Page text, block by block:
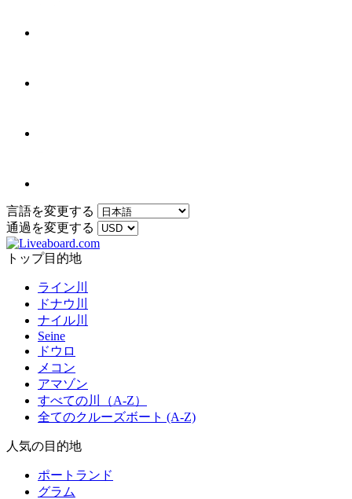
言語を変更する
通過を変更する
トップ目的地
ライン川
ドナウ川
ナイル川
Seine
ドウロ
メコン
アマゾン
すべての川（A-Z）
全てのクルーズボート (A-Z)
人気の目的地
ポートランド
グラム